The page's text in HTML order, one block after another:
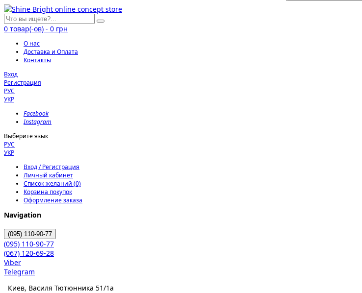
0 товар(-ов) - 0 грн
О нас
Доставка и Оплата
Контакты
Вход
Регистрация
РУС
УКР
Facebook
Instagram
Выберите язык
РУС
УКР
Вход / Регистрация
Личный кабинет
Список желаний (0)
Корзина покупок
Оформление заказа
Navigation
(095) 110-90-77
(095) 110-90-77
(067) 120-69-28
Viber
Telegram
Киев, Василя Тютюнника 51/1а